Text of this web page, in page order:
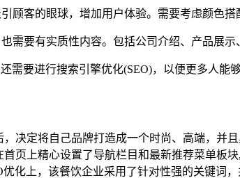
顾客的眼球，增加用户体验。需要考虑颜色搭
需要有实质性内容。包括公司介绍、产品展示
需要进行搜索引擎优化(SEO)，以便更多人能
决定将自己品牌打造成一个时尚、高端，并
页上精心设置了导航栏目和最新推荐菜单板
化上，该餐饮企业采用了针对性强的关键词